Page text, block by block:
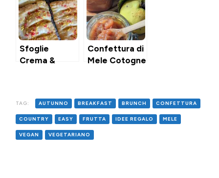
Sfoglie
Crema &
Confettura di
Mele Cotogne
TAG: AUTUNNO BREAKFAST BRUNCH CONFETTURA
COUNTRY EASY FRUTTA IDEE REGALO MELE
VEGAN VEGETARIANO